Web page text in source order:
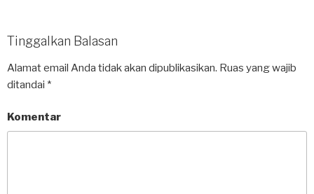
Tinggalkan Balasan
Alamat email Anda tidak akan dipublikasikan. Ruas yang wajib
ditandai *
Komentar